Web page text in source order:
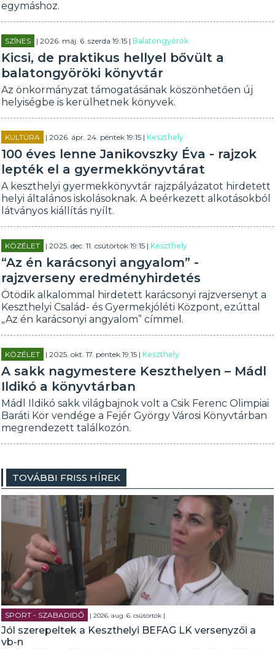
egymáshoz.
SZÍNES | 2026. máj. 6. szerda 19:15 |Balatongyörök
Kicsi, de praktikus hellyel bővült a
balatongyöröki könyvtár
Az önkormányzat támogatásának köszönhetően új
helyiségbe is kerülhetnek könyvek.
KULTÚRA | 2026. ápr. 24. péntek 19:15 |Keszthely
100 éves lenne Janikovszky Éva - rajzok
lepték el a gyermekkönyvtárat
A keszthelyi gyermekkönyvtár rajzpályázatot hirdetett
helyi általános iskolásoknak. A beérkezett alkotásokból
látványos kiállítás nyílt.
KÖZÉLET | 2025. dec. 11. csütörtök 19:15 |Keszthely
“Az én karácsonyi angyalom” -
rajzverseny eredményhirdetés
Ötödik alkalommal hirdetett karácsonyi rajzversenyt a
Keszthelyi Család- és Gyermekjóléti Központ, ezúttal
„Az én karácsonyi angyalom” címmel.
KÖZÉLET | 2025. okt. 17. péntek 19:15 |Keszthely
A sakk nagymestere Keszthelyen – Mádl
Ildikó a könyvtárban
Mádl Ildikó sakk világbajnok volt a Csik Ferenc Olimpiai
Baráti Kör vendége a Fejér György Városi Könyvtárban
megrendezett találkozón.
TOVÁBBI FRISS HÍREK
SPORT - SZABADIDŐ | 2026. aug. 6. csütörtök |
Jól szerepeltek a Keszthelyi BEFAG LK versenyzői a
vb-n